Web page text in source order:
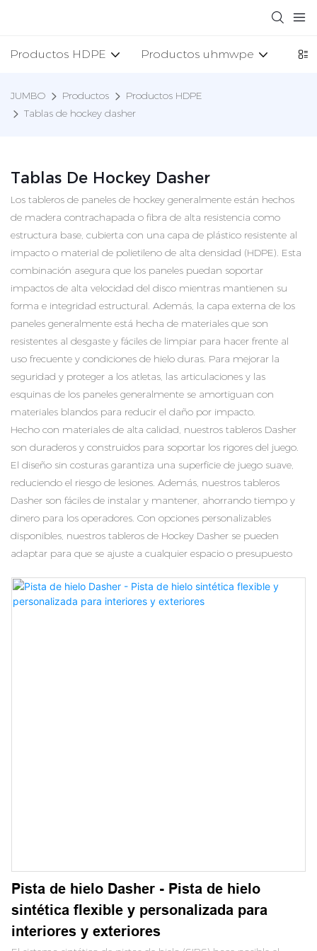
Productos HDPE Productos uhmwpe
JUMBO Productos
Productos HDPE
Tablas de hockey dasher
Tablas De Hockey Dasher
Los tableros de paneles de hockey generalmente están hechos
de madera contrachapada o fibra de alta resistencia como
estructura base, cubierta con una capa de plástico resistente al
impacto o material de polietileno de alta densidad (HDPE). Esta
combinación asegura que los paneles puedan soportar
impactos de alta velocidad del disco mientras mantienen su
forma e integridad estructural. Además, la capa externa de los
paneles generalmente está hecha de materiales que son
resistentes al desgaste y fáciles de limpiar para hacer frente al
uso frecuente y condiciones de hielo duras. Para mejorar la
seguridad y proteger a los atletas, las articulaciones y las
esquinas de los paneles generalmente se amortiguan con
materiales blandos para reducir el daño por impacto.
Hecho con materiales de alta calidad, nuestros tableros Dasher
son duraderos y construidos para soportar los rigores del juego.
El diseño sin costuras garantiza una superficie de juego suave,
reduciendo el riesgo de lesiones. Además, nuestros tableros
Dasher son fáciles de instalar y mantener, ahorrando tiempo y
dinero para los operadores. Con opciones personalizables
disponibles, nuestros tableros de Hockey Dasher se pueden
adaptar para que se ajuste a cualquier espacio o presupuesto
Pista de hielo Dasher - Pista de hielo
sintética flexible y personalizada para
interiores y exteriores